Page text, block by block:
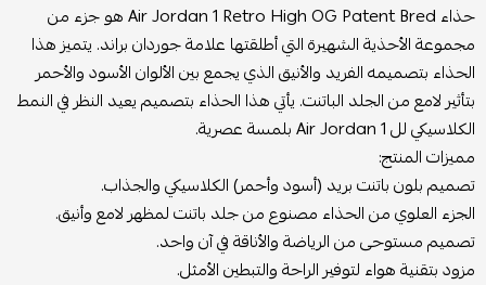
حذاء Air Jordan 1 Retro High OG Patent Bred هو جزء من
مجموعة الأحذية الشهيرة التي أطلقتها علامة جوردان براند. يتميز هذا
الحذاء بتصميمه الفريد والأنيق الذي يجمع بين الألوان الأسود والأحمر
بتأثير لامع من الجلد الباتنت. يأتي هذا الحذاء بتصميم يعيد النظر في النمط
الكلاسيكي لل Air Jordan 1 بلمسة عصرية.
مميزات المنتج:
تصميم بلون باتنت بريد (أسود وأحمر) الكلاسيكي والجذاب.
الجزء العلوي من الحذاء مصنوع من جلد باتنت لمظهر لامع وأنيق.
تصميم مستوحى من الرياضة والأناقة في آن واحد.
مزود بتقنية هواء لتوفير الراحة والتبطين الأمثل.